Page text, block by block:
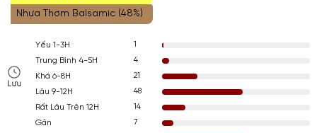
Nhựa Thơm Balsamic (48%)
Lưu
Yếu 1-3H
1
Trung Bình 4-5H
4
Khá 6-8H
21
Lâu 9-12H
48
Rất Lâu Trên 12H
14
Gần
7